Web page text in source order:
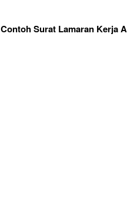
Contoh Surat Lamaran Kerja